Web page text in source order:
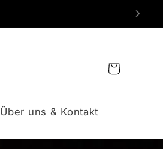
Über uns & Kontakt
Warenkorb